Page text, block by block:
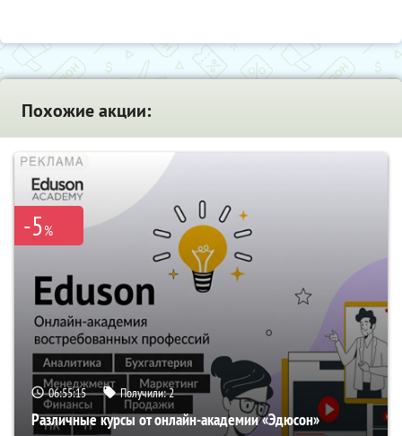
Похожие акции:
-5%
06:55:14 Получили:2
Различные курсы от онлайн-академии «Эдюсон»